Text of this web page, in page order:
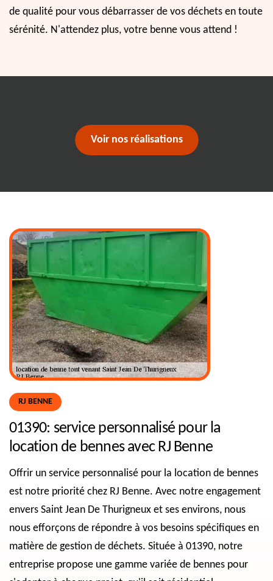
de qualité pour vous débarrasser de vos déchets en toute
sérénité. N'attendez plus, votre benne vous attend !
Voir nos réalisations
RJ BENNE
01390: service personnalisé pour la
location de bennes avec RJ Benne
Offrir un service personnalisé pour la location de bennes
est notre priorité chez RJ Benne. Avec notre engagement
envers Saint Jean De Thurigneux et ses environs, nous
nous efforçons de répondre à vos besoins spécifiques en
matière de gestion de déchets. Située à 01390, notre
entreprise propose une gamme variée de bennes pour